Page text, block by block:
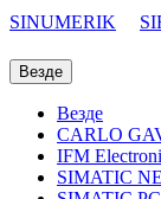
SINUMERIK
Везде
Везде
CARLO
IFM
SIMATIC